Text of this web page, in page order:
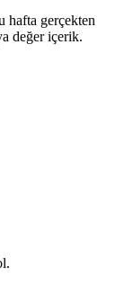
hafta gerçekten
değer içerik.